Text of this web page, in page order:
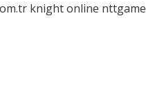
knight online nttgame